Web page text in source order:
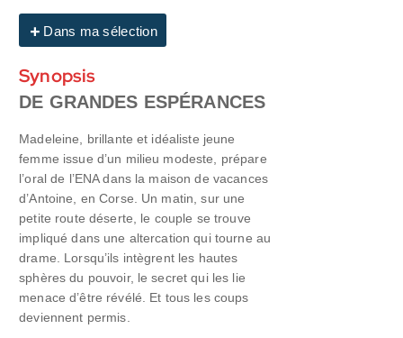
Dans ma sélection
Synopsis
DE GRANDES ESPÉRANCES
Madeleine, brillante et idéaliste jeune
femme issue d’un milieu modeste, prépare
l’oral de l’ENA dans la maison de vacances
d’Antoine, en Corse. Un matin, sur une
petite route déserte, le couple se trouve
impliqué dans une altercation qui tourne au
drame. Lorsqu’ils intègrent les hautes
sphères du pouvoir, le secret qui les lie
menace d’être révélé. Et tous les coups
deviennent permis.